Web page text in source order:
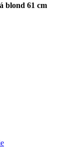
blond 61 cm